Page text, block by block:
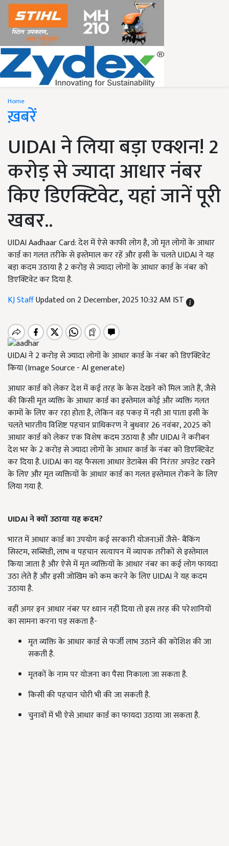
Home
ख़बरें
UIDAI ने लिया बड़ा एक्शन! 2
करोड़ से ज्यादा आधार नंबर
किए डिएक्टिवेट, यहां जानें पूरी
खबर..
UIDAI Aadhaar Card: देश में ऐसे काफी लोग है, जो मृत लोगों के आधार
कार्ड का गलत तरीके से इस्तेमाल कर रहें और इसी के चलते UIDAI ने यह
बड़ा कदम उठाया है 2 करोड़ से ज्यादा लोगों के आधार कार्ड के नंबर को
डिएक्टिवेट कर दिया है.
KJ StaffUpdated on 2 December, 2025 10:32 AM IST
UIDAI ने 2 करोड़ से ज्यादा लोगों के आधार कार्ड के नंबर को डिएक्टिवेट
किया (Image Source - AI generate)
आधार कार्ड को लेकर देश में कई तरह के केस देखने को मिल जाते हैं, जैसे
की किसी मृत व्यक्ति के आधार कार्ड का इस्तेमाल कोई और व्यक्ति गलत
कामों के लिए कर रहा होता है, लेकिन वह पकड़ में नही आ पाता इसी के
चलते भारतीय विशिष्ट पहचान प्राधिकरण ने बुधवार 26 नवंबर, 2025 को
आधार कार्ड को लेकर एक विशेष कदम उठाया है और UIDAI ने करीबन
देश भर के 2 करोड़ से ज्यादा लोगों के आधार कार्ड के नंबर को डिएक्टिवेट
कर दिया है. UIDAI का यह फैसला आधार डेटाबेस की निरंतर अपडेट रखने
के लिए और मृत व्यक्तियों के आधार कार्ड का गलत इस्तेमाल रोकने के लिए
लिया गया है.
UIDAIने क्यों उठाया यह कदम?
भारत में आधार कार्ड का उपयोग कई सरकारी योजनाओं जैसे- बैंकिंग
सिस्टम, सब्सिडी, लाभ व पहचान सत्यापन में व्यापक तरीकों से इस्तेमाल
किया जाता है और ऐसे में मृत व्यक्तियों के आधार नंबर का कई लोग फायदा
उठा लेते हैं और इसी जोखिम को कम करने के लिए UIDAI ने यह कदम
उठाया है.
वहीं अगर इन आधार नंबर पर ध्यान नहीं दिया तो इस तरह की परेशानियों
का सामना करना पड़ सकता है-
मृत व्यक्ति के आधार कार्ड से फर्जी लाभ उठाने की कोशिश की जा
सकती है.
मृतकों के नाम पर योजना का पैसा निकाला जा सकता है.
किसी की पहचान चोरी भी की जा सकती है.
चुनावों में भी ऐसे आधार कार्ड का फायदा उठाया जा सकता है.